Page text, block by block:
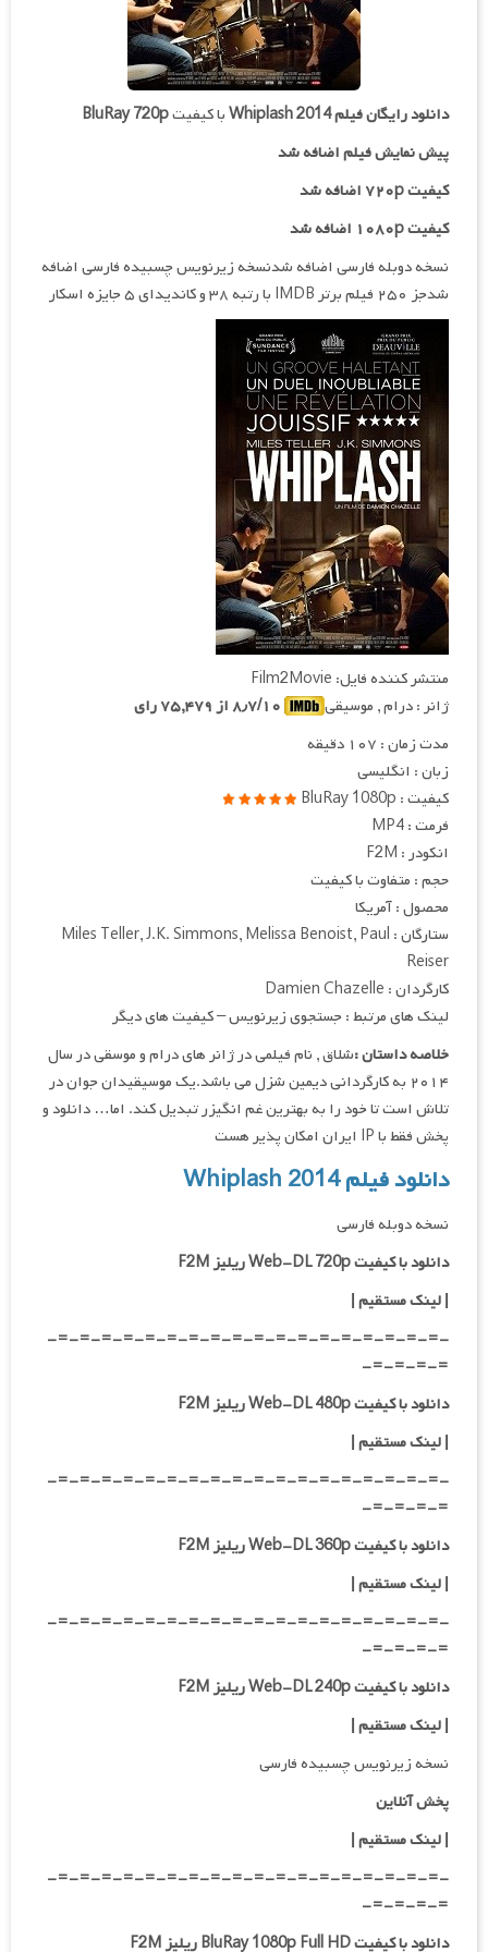
دانلود رایگان فیلمWhiplash 2014با کیفیتBluRay 720p
پیش نمایش فیلم اضافه شد
کیفیت ۷۲۰p اضافه شد
کیفیت ۱۰۸۰p اضافه شد
نسخه دوبله فارسی اضافه شدنسخه زیرنویس چسبیده فارسی اضافه
شدجز ۲۵۰ فیلم برتر IMDB با رتبه ۳۸ و کاندیدای ۵ جایزه اسکار
منتشر کننده فایل: Film2Movie
ژانر : درام , موسیقی
مدت زمان : ۱۰۷ دقیقه
زبان : انگلیسی
کیفیت : BluRay 1080p
فرمت : MP4
انکودر : F2M
حجم : متفاوت با کیفیت
محصول : آمریکا
ستارگان : Miles Teller, J.K. Simmons, Melissa Benoist, Paul
Reiser
کارگردان : Damien Chazelle
لینک های مرتبط : جستجوی زیرنویس – کیفیت های دیگر
خلاصه داستان :شلاق , نام فیلمی در ژانر های درام و موسقی در سال
۲۰۱۴ به کارگردانی دیمین شزل می باشد.یک موسیقیدان جوان در
تلاش است تا خود را به بهترین غم انگیزر تبدیل کند. اما… دانلود و
پخش فقط با IP ایران امکان پذیر هست
دانلود فیلم Whiplash 2014
نسخه دوبله فارسی
دانلود با کیفیت Web-DL 720p ریلیز F2M
|لینک مستقیم|
-=-=-=-=-=-=-=-=-=-=-=-=-=-=-=-=-=-=-
=-=-=-=-
دانلود با کیفیت Web-DL 480p ریلیز F2M
|لینک مستقیم|
-=-=-=-=-=-=-=-=-=-=-=-=-=-=-=-=-=-=-
=-=-=-=-
دانلود با کیفیت Web-DL 360p ریلیز F2M
| لینک مستقیم|
-=-=-=-=-=-=-=-=-=-=-=-=-=-=-=-=-=-=-
=-=-=-=-
دانلود با کیفیت Web-DL 240p ریلیز F2M
| لینک مستقیم|
نسخه زیرنویس چسبیده فارسی
پخش آنلاین
| لینک مستقیم|
-=-=-=-=-=-=-=-=-=-=-=-=-=-=-=-=-=-=-
=-=-=-=-
دانلود با کیفیت BluRay 1080p Full HD ریلیز F2M